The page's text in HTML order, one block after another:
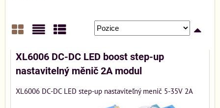
Mřížka
XL6006 DC-DC LED boost step-up
nastavitelný měnič 2A modul
XL6006 DC-DC LED step-up nastaviteľný menič 5-35V 2A